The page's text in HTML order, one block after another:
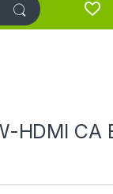
HDMI CA